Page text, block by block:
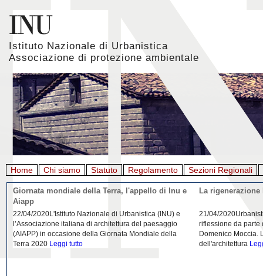
Istituto Nazionale di Urbanistica
Associazione di protezione ambientale
Home Chi siamo Statuto Regolamento Sezioni Regionali
Giornata mondiale della Terra, l'appello di Inu e
Aiapp
22/04/2020L'Istituto Nazionale di Urbanistica (INU) e
l’Associazione italiana di architettura del paesaggio
(AIAPP) in occasione della Giornata Mondiale della
Terra 2020 Leggi tutto
La
21/04/
riflessione da parte
Domenico Moccia.
dell'architettura